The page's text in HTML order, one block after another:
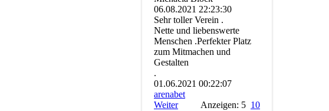
06.08.2021 22:23:30
Sehr toller Verein .
Nette und liebenswerte
Menschen .Perfekter Platz
zum Mitmachen und
Gestalten
.
01.06.2021 00:22:07
arenabet
Weiter
Anzeigen: 5 10